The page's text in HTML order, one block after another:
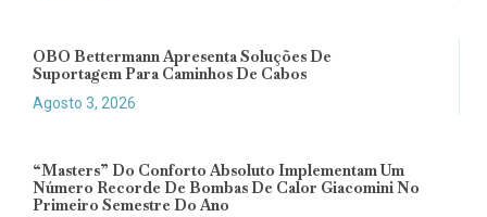
OBO Bettermann Apresenta Soluções De
Suportagem Para Caminhos De Cabos
Agosto 3, 2026
“Masters” Do Conforto Absoluto Implementam Um
Número Recorde De Bombas De Calor Giacomini No
Primeiro Semestre Do Ano